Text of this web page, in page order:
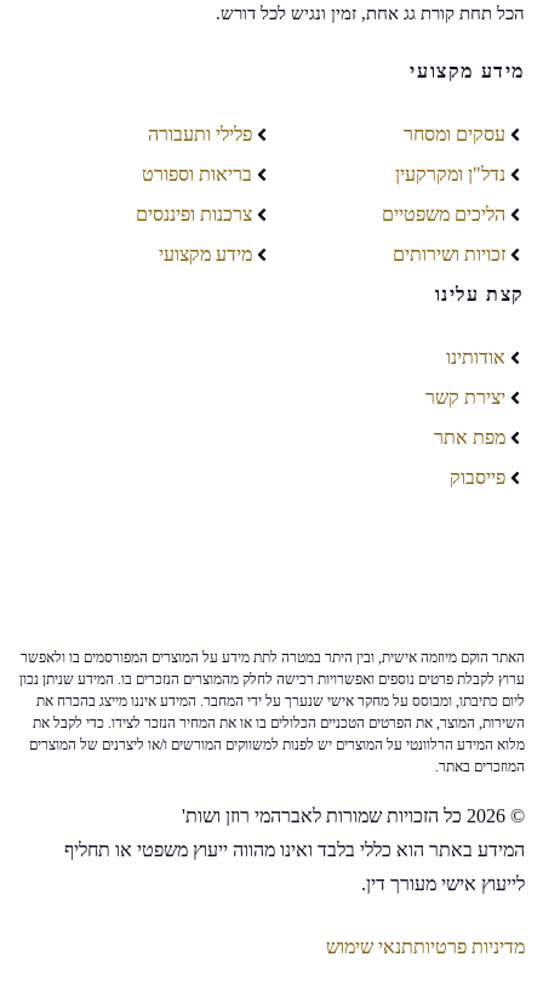
הכל תחת קורת גג אחת, זמין ונגיש לכל דורש.
מידע מקצועי
עסקים ומסחר
נדל"ן ומקרקעין
הליכים משפטיים
זכויות ושירותים
פלילי ותעבורה
בריאות וספורט
צרכנות ופיננסים
מידע מקצועי
קצת עלינו
אודותינו
יצירת קשר
מפת אתר
פייסבוק
האתר הוקם מיוזמה אישית, ובין היתר במטרה לתת מידע על המוצרים המפורסמים בו ולאפשר
ערוץ לקבלת פרטים נוספים ואפשרויות רכישה לחלק מהמוצרים הנזכרים בו. המידע שניתן נכון
ליום כתיבתו, ומבוסס על מחקר אישי שנערך על ידי המחבר. המידע איננו מייצג בהכרח את
השירות, המוצר, את הפרטים הטכניים הכלולים בו או את המחיר הנזכר לצידו. כדי לקבל את
מלוא המידע הרלוונטי על המוצרים יש לפנות למשווקים המורשים ו/או ליצרנים של המוצרים
המוזכרים באתר.
© 2026 כל הזכויות שמורות לאברהמי רוזן ושות'
המידע באתר הוא כללי בלבד ואינו מהווה ייעוץ משפטי או תחליף
לייעוץ אישי מעורך דין.
מדיניות פרטיותתנאי שימוש